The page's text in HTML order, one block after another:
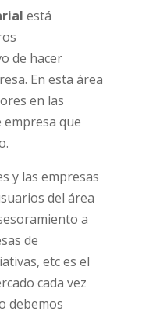
está
de hacer
En esta área
en las
que
y las empresas
del área
a
de
etc es el
cada vez
debemos